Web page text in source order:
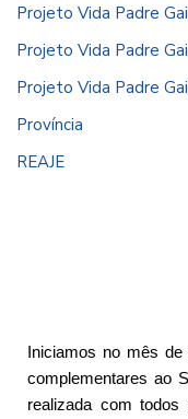
Projeto Vida Padre
Projeto Vida Padre
Projeto Vida Padre
Província
REAJE
Iniciamos no mês
complementares ao
realizada com